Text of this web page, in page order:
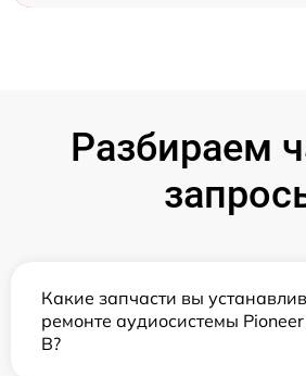
Разбираем
Какие запчасти вы
ремонте аудиосистемы
B?